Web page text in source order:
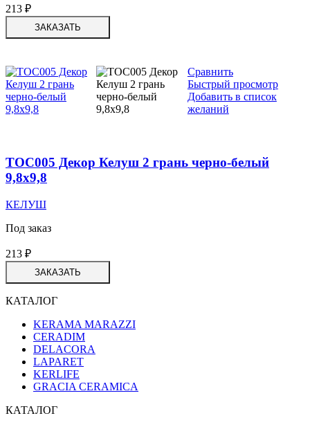
213 ₽
ЗАКАЗАТЬ
Сравнить
Быстрый просмотр
Добавить в список
желаний
TOC005 Декор Келуш 2 грань черно-белый
9,8х9,8
КЕЛУШ
Под заказ
213 ₽
ЗАКАЗАТЬ
КАТАЛОГ
KERAMA MARAZZI
CERADIM
DELACORA
LAPARET
KERLIFE
GRACIA CERAMICA
КАТАЛОГ